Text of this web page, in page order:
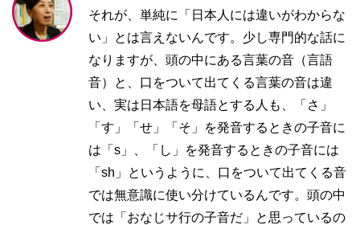
それが、単純に「日本人には違いがわからな
い」とは言えないんです。少し専門的な話に
なりますが、頭の中にある言葉の音（言語
音）と、口をついて出てくる言葉の音は違
い、実は日本語を母語とする人も、「さ」
「す」「せ」「そ」を発音するときの子音に
は「s」、「し」を発音するときの子音には
「sh」というように、口をついて出てくる音
では無意識に使い分けているんです。頭の中
では「おなじサ行の子音だ」と思っているの